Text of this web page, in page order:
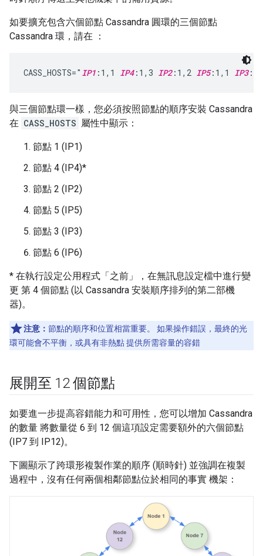
如要擴充包含六個節點 Cassandra 圓環的三個節點
Cassandra 環，請在 ：
CASS_HOSTS=" IP1 :1,1 IP4:1,3 IP2:1,2 IP5:1,1 IP3
與三個節點環一樣，您必須按照節點的順序安裝 Cassandra
在 CASS_HOSTS 屬性中顯示：
節點 1 (IP1)
節點 4 (IP4)*
節點 2 (IP2)
節點 5 (IP5)
節點 3 (IP3)
節點 6 (IP6)
* 在執行設定公用程式「之前」
，在無訊息設定檔中進行變
更 第 4 個節點 (以 Cassandra 安裝順序排列的第二部機
器)。
注意： 節點的順序和位置相當重要。 如果操作錯誤，最終的光
環可能會不平衡，或具有非熱點 提供所需容量的容錯
展開至 12 個節點
如要進一步提高容錯能力和可用性，您可以增加 Cassandra
的數量 將數量從 6 到 12 個這項設定需要額外的六個節點
(IP7 到 IP12)。
下圖顯示了跨環形複製作業的順序 (順時針) 並強調在複製
過程中，沒有任何兩個相鄰節點位於相同的事實 機架：